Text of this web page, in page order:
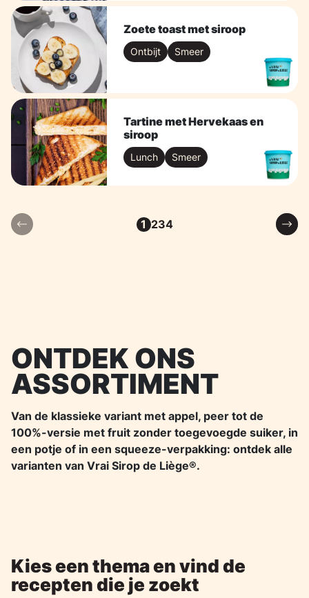
Zoete toast met siroop
Ontbijt Smeer
Tartine met Hervekaas en
siroop
Lunch Smeer
1 234
ONTDEK ONS
ASSORTIMENT
Van de klassieke variant met appel, peer tot de
100%-versie met fruit zonder toegevoegde suiker, in
een potje of in een squeeze-verpakking: ontdek alle
varianten van Vrai Sirop de Liège®.
Kies een thema en vind de
recepten die je zoekt